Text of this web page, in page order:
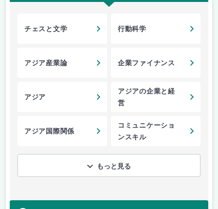
チェスと文学 行動科学
アジア産業論 企業ファイナンス
アジア
アジアの企業と経
営
アジア国際関係
コミュニケーショ
ンスキル
もっと見る